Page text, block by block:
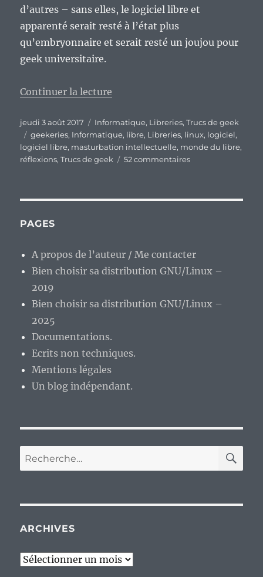
d’autres – sans elles, le logiciel libre et
apparenté serait resté à l’état plus
qu’embryonnaire et serait resté un joujou pour
geek universitaire.
Continuer la lecture
Publié
le
jeudi 3 août 2017 Catégories
Informatique, Libreries,Trucs de geek
Étiquettes
geekeries, Informatique, libre, Libreries, linux, logiciel,
logiciel libre, masturbation intellectuelle, monde du libre,
réflexions,Trucs de geek 52 commentairessur
du
libre…
PAGES
A propos de l’auteur / Me contacter
Bien choisir sa distribution GNU/Linux –
2019
Bien choisir sa distribution GNU/Linux –
2025
Documentations.
Ecrits non techniques.
Mentions légales
Un blog indépendant.
Recherche
pour :
ARCHIVES
Archives